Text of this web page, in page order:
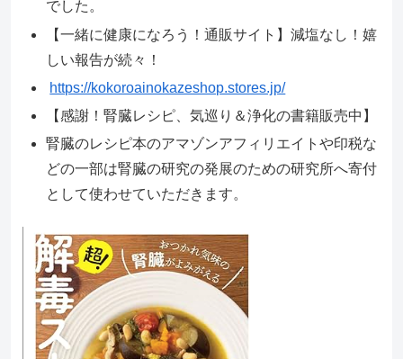
でした。
【一緒に健康になろう！通販サイト】減塩なし！嬉
しい報告が続々！
https://kokoroainokazeshop.stores.jp/
【感謝！腎臓レシピ、気巡り＆浄化の書籍販売中】
腎臓のレシピ本のアマゾンアフィリエイトや印税な
どの一部は腎臓の研究の発展のための研究所へ寄付
として使わせていただきます。